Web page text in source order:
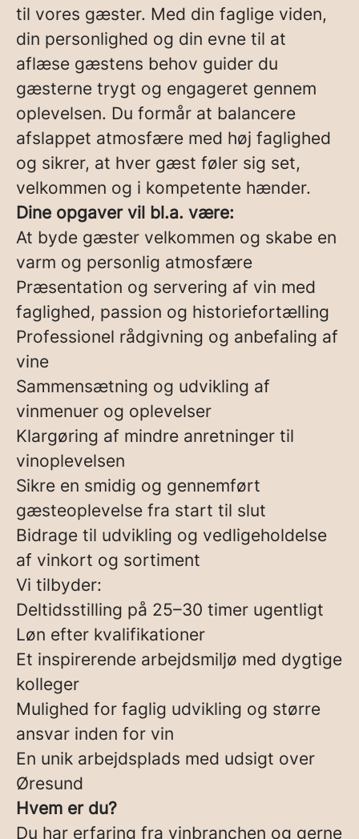
til vores gæster. Med din faglige viden,
din personlighed og din evne til at
aflæse gæstens behov guider du
gæsterne trygt og engageret gennem
oplevelsen. Du formår at balancere
afslappet atmosfære med høj faglighed
og sikrer, at hver gæst føler sig set,
velkommen og i kompetente hænder.
Dine opgaver vil bl.a. være:
At byde gæster velkommen og skabe en
varm og personlig atmosfære
Præsentation og servering af vin med
faglighed, passion og historiefortælling
Professionel rådgivning og anbefaling af
vine
Sammensætning og udvikling af
vinmenuer og oplevelser
Klargøring af mindre anretninger til
vinoplevelsen
Sikre en smidig og gennemført
gæsteoplevelse fra start til slut
Bidrage til udvikling og vedligeholdelse
af vinkort og sortiment
Vi tilbyder:
Deltidsstilling på 25–30 timer ugentligt
Løn efter kvalifikationer
Et inspirerende arbejdsmiljø med dygtige
kolleger
Mulighed for faglig udvikling og større
ansvar inden for vin
En unik arbejdsplads med udsigt over
Øresund
Hvem er du?
Du har erfaring fra vinbranchen og gerne